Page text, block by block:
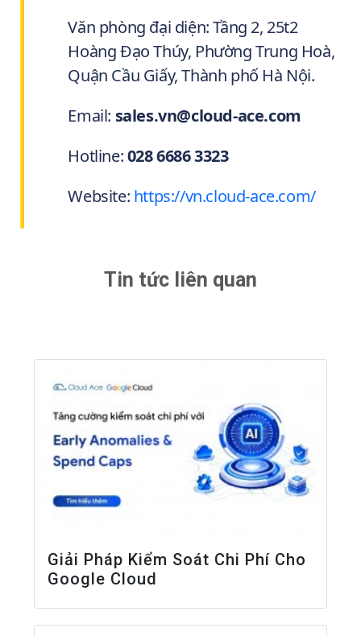
Văn phòng đại diện: Tầng 2, 25t2
Hoàng Đạo Thúy, Phường Trung Hoà,
Quận Cầu Giấy, Thành phố Hà Nội.
Email: sales.vn@cloud-ace.com
Hotline:028 6686 3323
Website: https://vn.cloud-ace.com/
Tin tức liên quan
Giải Pháp Kiểm Soát Chi Phí Cho
Google Cloud